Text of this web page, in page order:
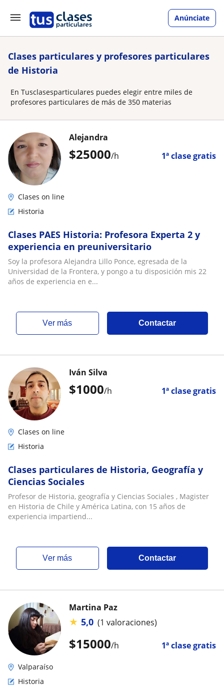
Anúnciate
Clases particulares y profesores particulares
de Historia
En Tusclasesparticulares puedes elegir entre miles de
profesores particulares de más de 350 materias
$25000/h 1ª clase gratis
Alejandra
Clases on line
Historia
Clases PAES Historia: Profesora Experta 2 y
experiencia en preuniversitario
Soy la profesora Alejandra Lillo Ponce, egresada de la
Universidad de la Frontera, y pongo a tu disposición mis 22
años de experiencia en e...
ver más Contactar
$1000/h 1ª clase gratis
Iván Silva
Clases on line
Historia
Clases particulares de Historia, Geografía y
Ciencias Sociales
Profesor de Historia, geografía y Ciencias Sociales , Magister
en Historia de Chile y América Latina, con 15 años de
experiencia impartiend...
ver más Contactar
$15000/h 1ª clase gratis
Martina Paz
★ 5,0 (1 valoraciones)
Valparaíso
Historia